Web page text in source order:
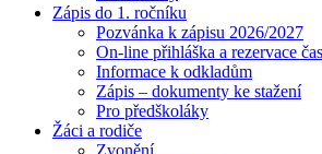
Zápis do 1. ročníku
Pozvánka k zápisu 2026/2027
On-line přihláška a rezervace
Informace k odkladům
Zápis – dokumenty ke stažení
Pro předškoláky
Žáci a rodiče
Zvonění